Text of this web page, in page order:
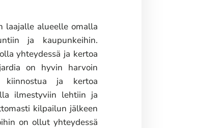
laajalle alueelle omalla
ja kaupunkeihin.
yhteydessä ja kertoa
on hyvin harvoin
ja kertoa
ilmestyviin lehtiin ja
kilpailun jälkeen
on ollut yhteydessä